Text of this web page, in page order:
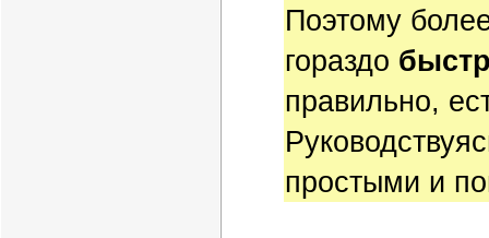
Поэтому
гораздо
правильно,
простыми и